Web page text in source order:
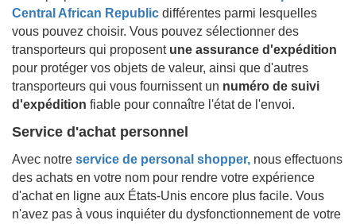
Central African Republic différentes parmi lesquelles
vous pouvez choisir. Vous pouvez sélectionner des
transporteurs qui proposent une assurance d'expédition
pour protéger vos objets de valeur, ainsi que d'autres
transporteurs qui vous fournissent un numéro de suivi
d'expédition fiable pour connaître l'état de l'envoi.
Service d'achat personnel
Avec notre service de personal shopper, nous effectuons
des achats en votre nom pour rendre votre expérience
d'achat en ligne aux États-Unis encore plus facile. Vous
n'avez pas à vous inquiéter du dysfonctionnement de votre